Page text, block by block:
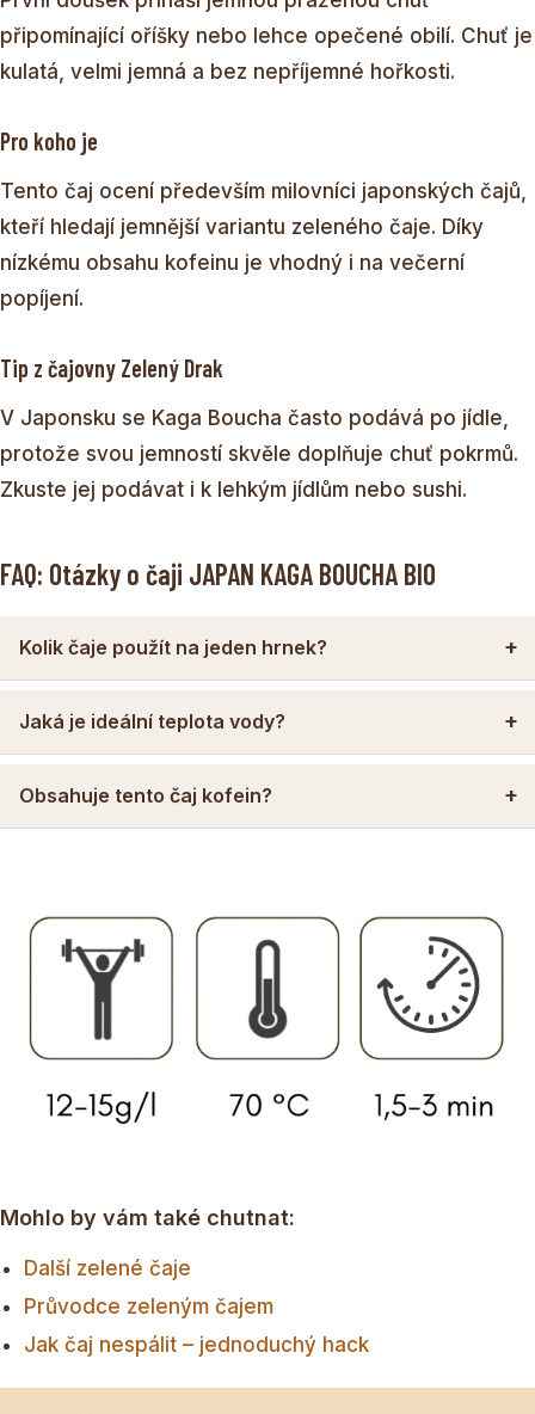
připomínající oříšky nebo lehce opečené obilí. Chuť je
kulatá, velmi jemná a bez nepříjemné hořkosti.
Pro koho je
Tento čaj ocení především milovníci japonských čajů,
kteří hledají jemnější variantu zeleného čaje. Díky
nízkému obsahu kofeinu je vhodný i na večerní
popíjení.
Tip z čajovny Zelený Drak
V Japonsku se Kaga Boucha často podává po jídle,
protože svou jemností skvěle doplňuje chuť pokrmů.
Zkuste jej podávat i k lehkým jídlům nebo sushi.
FAQ: Otázky o čaji JAPAN KAGA BOUCHA BIO
Kolik čaje použít na jeden hrnek?
Jaká je ideální teplota vody?
Obsahuje tento čaj kofein?
Mohlo by vám také chutnat:
Další zelené čaje
Průvodce zeleným čajem
Jak čaj nespálit – jednoduchý hack